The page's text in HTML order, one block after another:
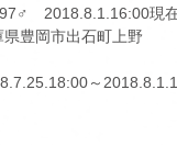
　2018.8.1.16:00現
県豊岡市出石町上野
～